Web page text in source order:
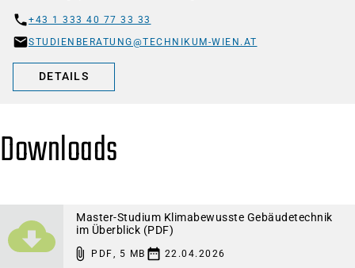
+43 1 333 40 77 33 33
STUDIENBERATUNG@TECHNIKUM-WIEN.AT
DETAILS
Downloads
Master-Studium Klimabewusste Gebäudetechnik
im Überblick (PDF)
PDF 5 MB 22.04.2026